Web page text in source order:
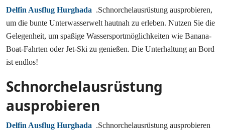
Delfin Ausflug Hurghada .Schnorchelausrüstung ausprobieren,
um die bunte Unterwasserwelt hautnah zu erleben. Nutzen Sie die
Gelegenheit, um spaßige Wassersportmöglichkeiten wie Banana-
Boat-Fahrten oder Jet-Ski zu genießen. Die Unterhaltung an Bord
ist endlos!
Schnorchelausrüstung
ausprobieren
Delfin Ausflug Hurghada .Schnorchelausrüstung ausprobieren